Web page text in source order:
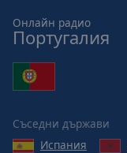
Онлайн радио
Португалия
Съседни държави
Испания